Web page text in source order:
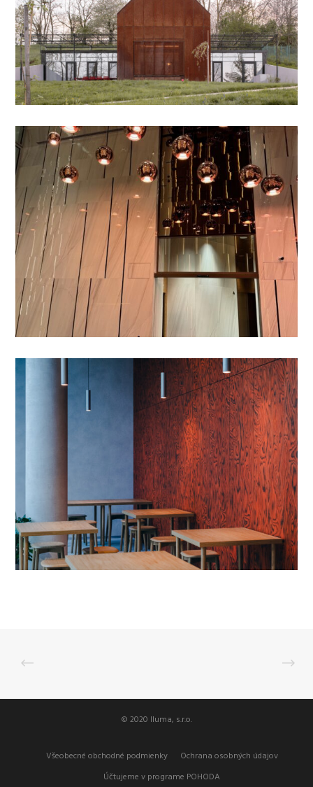
© 2020 Iluma, s.r.o.
Všeobecné obchodné podmienky
Ochrana osobných údajov
Účtujeme v programe POHODA